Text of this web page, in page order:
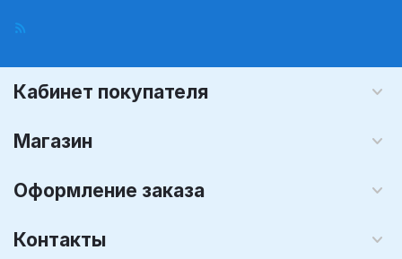
Кабинет покупателя
Магазин
Оформление заказа
Контакты